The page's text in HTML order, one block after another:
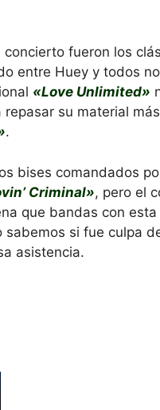
fueron los
entre Huey y todos
«Love Unlimited»
su material
.
bises comandados
Criminal», pero el
que bandas con
si fue culpa
asistencia.